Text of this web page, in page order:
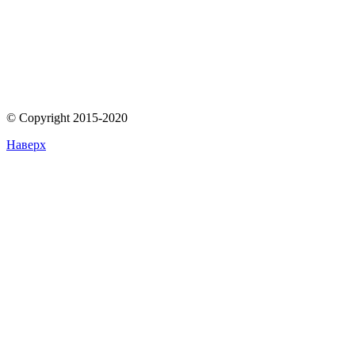
© Copyright 2015-2020
Наверх